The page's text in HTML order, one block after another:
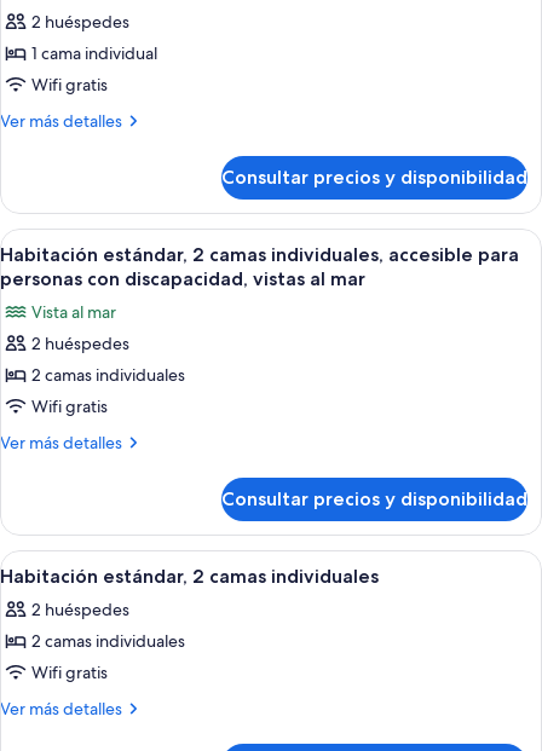
al
mar
grande,
vistas
mar
las
fotos
de
Habitación
2 huéspedes
1 cama individual
Wifi gratis
Ver más detalles
Más
Premium
Consultar precios y disponibilidad
Abrir
todas
las
fotos
de
Habitación
estándar,
2
accesible
para
personas
con
discapacidad,
vistas
al
mar
Habitación de hotel con cabecera
5
Habitación estándar, 2 camas individuales, accesible para
personas con discapacidad, vistas al mar
Vista al mar
2 huéspedes
2 camas individuales
Wifi gratis
Ver más detalles
Más
estándar,
camas
accesible
para
con
discapacidad,
Consultar precios y disponibilidad
Abrir
todas
las
fotos
de
Habitación
Un dormitorio ordenado con
6
Habitación estándar, 2 camas individuales
2 huéspedes
2 camas individuales
Wifi gratis
Ver más detalles
Más